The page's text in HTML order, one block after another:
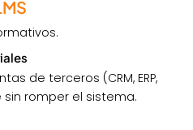
de terceros (CRM, ERP,
romper el sistema.